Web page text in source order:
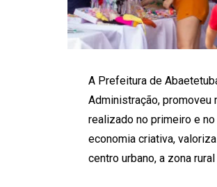
A Prefeitura de
Administração, promoveu
realizado no primeiro e
economia criativa,
centro urbano, a zona